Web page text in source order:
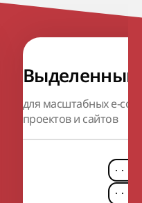
Выделенный
для масштабных e-
проектов и сайтов